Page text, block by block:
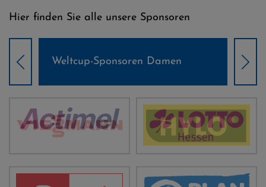
Hier finden Sie alle unsere Sponsoren
Weltcup-Sponsoren Damen